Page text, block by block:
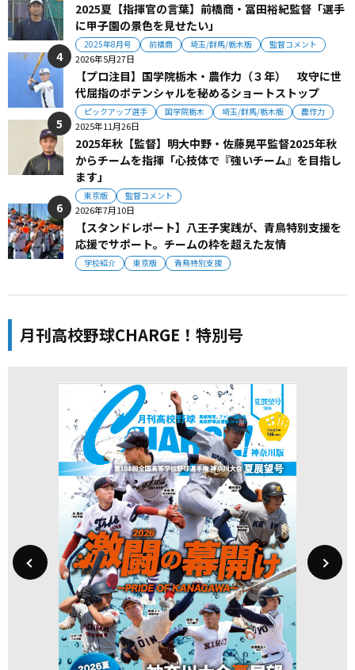
2025夏【指揮官の言葉】前橋商・冨田裕紀監督「選手
に甲子園の景色を見せたい」
2025年8月号 前橋商 埼玉/群馬/栃木版 監督コメント
2026年5月27日
【プロ注目】国学院栃木・農作力（３年） 攻守に世
代屈指のポテンシャルを秘めるショートストップ
ピックアップ選手 国学院栃木 埼玉/群馬/栃木版 農作力
2025年11月26日
2025年秋【監督】明大中野・佐藤晃平監督2025年秋
からチームを指揮「心技体で『強いチーム』を目指し
ます」
東京版 監督コメント
2026年7月10日
【スタンドレポート】八王子実践が、青鳥特別支援を
応援でサポート。チームの枠を超えた友情
学校紹介 東京版 青鳥特別支援
月刊高校野球CHARGE！特別号